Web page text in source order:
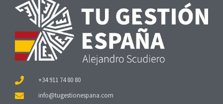
+34 911 74 80 80